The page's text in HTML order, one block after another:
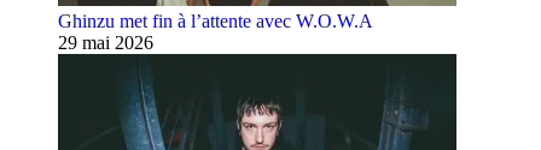
Ghinzu met fin à l’attente avec W.O.W.A
29 mai 2026